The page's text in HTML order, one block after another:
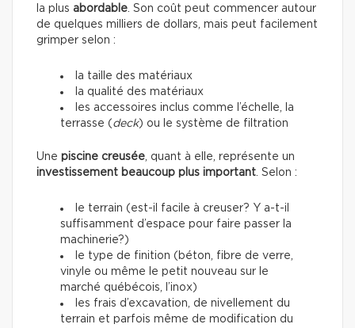
la plus abordable. Son coût peut commencer autour
de quelques milliers de dollars, mais peut facilement
grimper selon :
la taille des matériaux
la qualité des matériaux
les accessoires inclus comme l’échelle, la
terrasse ( deck) ou le système de filtration
Une piscine creusée, quant à elle, représente un
investissement beaucoup plus important. Selon :
le terrain (est-il facile à creuser? Y a-t-il
suffisamment d’espace pour faire passer la
machinerie?)
le type de finition (béton, fibre de verre,
vinyle ou même le petit nouveau sur le
marché québécois, l’inox)
les frais d’excavation, de nivellement du
terrain et parfois même de modification du